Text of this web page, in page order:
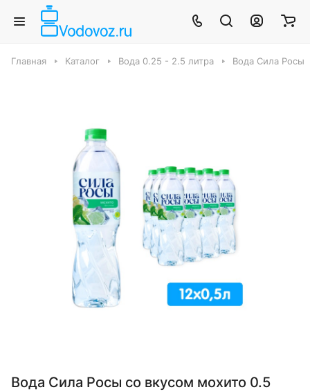
Главная Каталог Вода 0.25 - 2.5 литра Вода Сила Росы
Вода Сила Росы со вкусом мохито 0.5